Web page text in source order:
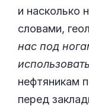
и насколько
словами,
нас под
использовать
нефтяникам
перед